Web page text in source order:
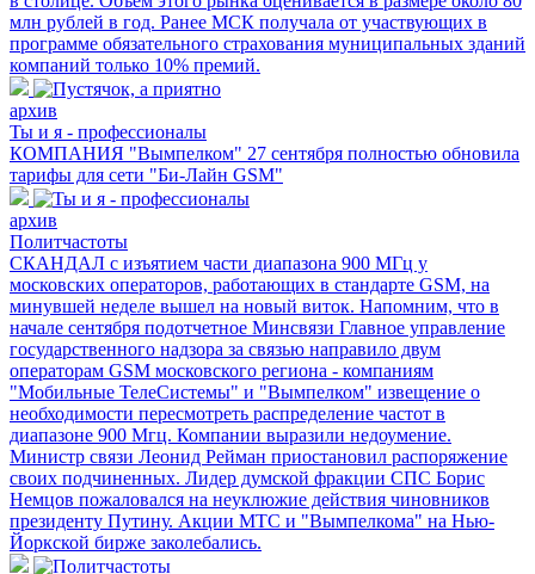
млн рублей в год. Ранее МСК получала от участвующих в
программе обязательного страхования муниципальных зданий
компаний только 10% премий.
архив
Ты и я - профессионалы
КОМПАНИЯ "Вымпелком" 27 сентября полностью обновила
тарифы для сети "Би-Лайн GSM"
архив
Политчастоты
СКАНДАЛ с изъятием части диапазона 900 МГц у
московских операторов, работающих в стандарте GSM, на
минувшей неделе вышел на новый виток. Напомним, что в
начале сентября подотчетное Минсвязи Главное управление
государственного надзора за связью направило двум
операторам GSM московского региона - компаниям
"Мобильные ТелеСистемы" и "Вымпелком" извещение о
необходимости пересмотреть распределение частот в
диапазоне 900 Мгц. Компании выразили недоумение.
Министр связи Леонид Рейман приостановил распоряжение
своих подчиненных. Лидер думской фракции СПС Борис
Немцов пожаловался на неуклюжие действия чиновников
президенту Путину. Акции МТС и "Вымпелкома" на Нью-
Йоркской бирже заколебались.